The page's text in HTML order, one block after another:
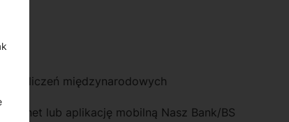
rozliczeń międzynarodowych
lub aplikację mobilną Nasz Bank/BS